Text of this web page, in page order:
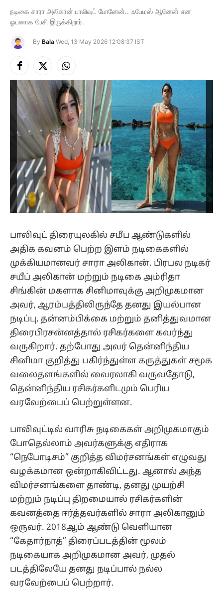
நடிகை சாரா அலிகான் பாலிவுட் போனேன்.. ஃபேமஸ் ஆனேன் என
ஓபனாக பேசி இருக்கிறார்.
By Bala Wed, 13 May 2026 12:08:37 IST
Facebook
X
(Twitter)
Instagram
பாலிவுட் திரையுலகில் சமீப ஆண்டுகளில்
அதிக கவனம் பெற்ற இளம் நடிகைகளில்
முக்கியமானவர் சாரா அலிகான். பிரபல நடிகர்
சயீப் அலிகான் மற்றும் நடிகை அம்ரிதா
சிங்கின் மகளாக சினிமாவுக்கு அறிமுகமான
அவர், ஆரம்பத்திலிருந்தே தனது இயல்பான
நடிப்பு, தன்னம்பிக்கை மற்றும் தனித்துவமான
திரைபிரசன்னத்தால் ரசிகர்களை கவர்ந்து
வருகிறார். தற்போது அவர் தென்னிந்திய
சினிமா குறித்து பகிர்ந்துள்ள கருத்துகள் சமூக
வலைதளங்களில் வைரலாகி வருவதோடு,
தென்னிந்திய ரசிகர்களிடமும் பெரிய
வரவேற்பைப் பெற்றுள்ளன.
பாலிவுட்டில் வாரிசு நடிகைகள் அறிமுகமாகும்
போதெல்லாம் அவர்களுக்கு எதிராக
“நெபோடிசம்” குறித்த விமர்சனங்கள் எழுவது
வழக்கமான ஒன்றாகிவிட்டது. ஆனால் அந்த
விமர்சனங்களை தாண்டி, தனது முயற்சி
மற்றும் நடிப்பு திறமையால் ரசிகர்களின்
கவனத்தை ஈர்த்தவர்களில் சாரா அலிகானும்
ஒருவர். 2018ஆம் ஆண்டு வெளியான
“கேதார்நாத்” திரைப்படத்தின் மூலம்
நடிகையாக அறிமுகமான அவர், முதல்
படத்திலேயே தனது நடிப்பால் நல்ல
வரவேற்பைப் பெற்றார்.